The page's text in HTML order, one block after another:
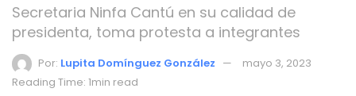
Secretaria Ninfa Cantú en su calidad de
presidenta, toma protesta a integrantes
Por: Lupita Domínguez González
mayo 3, 2023
Reading Time: 1min read